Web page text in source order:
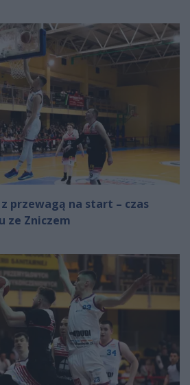
przewagą na start – czas
ze Zniczem